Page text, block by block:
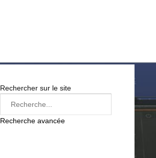
Rechercher sur le site
Recherche avancée